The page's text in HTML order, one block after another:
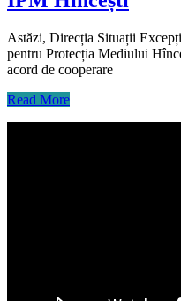
Astăzi, Direcția Situații
pentru Protecția Mediului
acord de cooperare
Read More